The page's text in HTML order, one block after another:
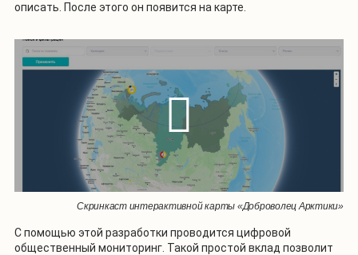
описать. После этого он появится на карте.
Скринкаст интерактивной карты «Доброволец Арктики»
С помощью этой разработки проводится цифровой
общественный мониторинг. Такой простой вклад позволит